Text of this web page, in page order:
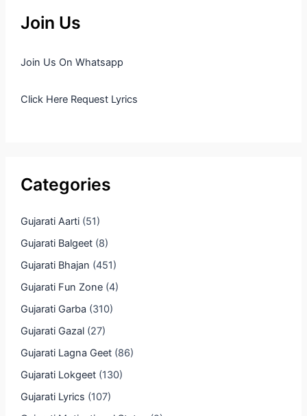
Join Us
Join Us On Whatsapp
Click Here Request Lyrics
Categories
Gujarati Aarti(51)
Gujarati Balgeet(8)
Gujarati Bhajan (451)
Gujarati Fun Zone(4)
Gujarati Garba (310)
Gujarati Gazal(27)
Gujarati Lagna Geet(86)
Gujarati Lokgeet(130)
Gujarati Lyrics (107)